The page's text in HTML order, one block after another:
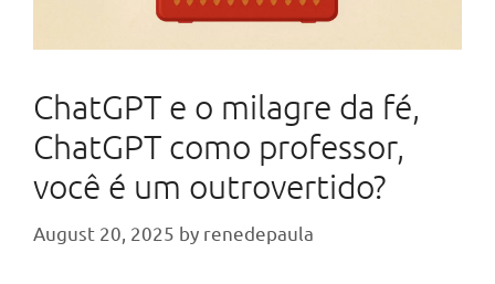
ChatGPT e o milagre da fé,
ChatGPT como professor,
você é um outrovertido?
August 20, 2025 by renedepaula